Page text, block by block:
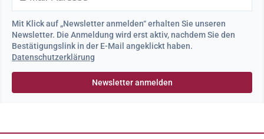
Mit Klick auf „Newsletter anmelden“ erhalten Sie unseren
Newsletter. Die Anmeldung wird erst aktiv, nachdem Sie den
Bestätigungslink in der E-Mail angeklickt haben.
Datenschutzerklärung